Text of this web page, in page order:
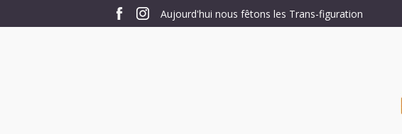
Aujourd'hui nous fêtons les Trans-figuration